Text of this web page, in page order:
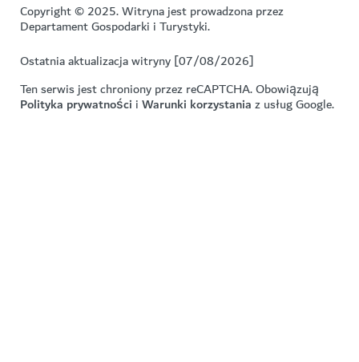
Copyright © 2025. Witryna jest prowadzona przez
Departament Gospodarki i Turystyki.
Ostatnia aktualizacja witryny [07/08/2026]
Ten serwis jest chroniony przez reCAPTCHA. Obowiązują
Polityka prywatności iWarunki korzystaniaz usług Google.